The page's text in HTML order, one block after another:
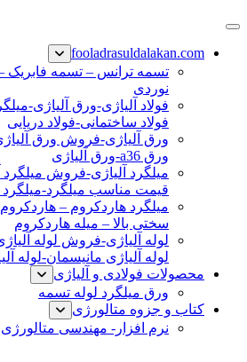
پرش
محتوا
نبشی فولادی-ناودانی فولادی-قیمت ورق-
fooladrasuldalakan.com
تسمه ترانس – تسمه فابریک
نوردی
فولاد آلیاژی-ورق آلیاژی-
فولاد ساختمانی-فولاد دریایی
ورق a36-ورق آلیاژی
میلگرد آلیاژی-فروش میلگرد
قیمت مناسب میلگرد-میلگرد
میلگرد هاردکروم –
سختی بالا – میله هاردکروم
لوله آلیاژی-فروش لوله
لوله آلیاژی مانیسمان-لوله
محصولات فولادی و آلیاژی
ورق میلگرد لوله تسمه
کتاب و جزوه متالورژی
نرم افزار- مهندسی متالورژی